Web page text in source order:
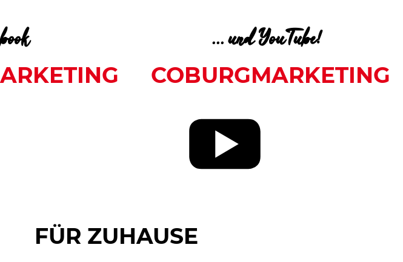
COBURGMARKETING
... und YouTube!
FÜR ZUHAUSE